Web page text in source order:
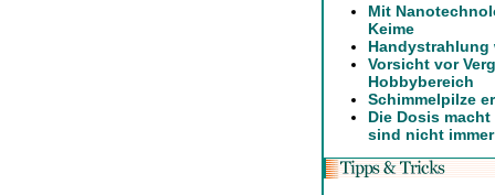
Mit
Keime
Handystrahlung
Vorsicht vor
Hobbybereich
Schimmelpilze
Die Dosis
sind nicht